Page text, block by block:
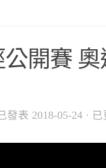
開賽
發表 2018-05-24 ·